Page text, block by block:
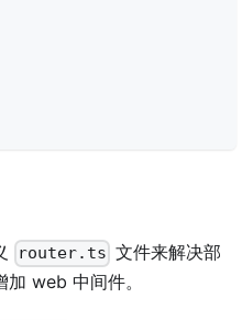
router.ts 文件来解决部
web 中间件。